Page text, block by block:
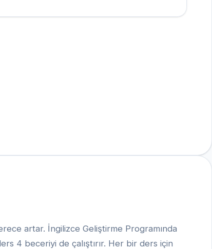
artar. İngilizce Geliştirme Programında
4 beceriyi de çalıştırır. Her bir ders için